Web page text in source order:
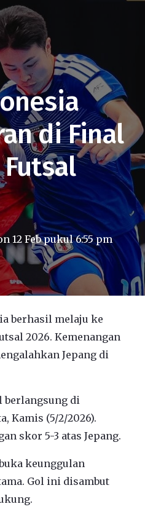
di Final
12 Feb pukul 6:55 pm
berhasil melaju ke
2026. Kemenangan
Jepang di
berlangsung di
Kamis (5/2/2026).
skor 5-3 atas Jepang.
keunggulan
Gol ini disambut